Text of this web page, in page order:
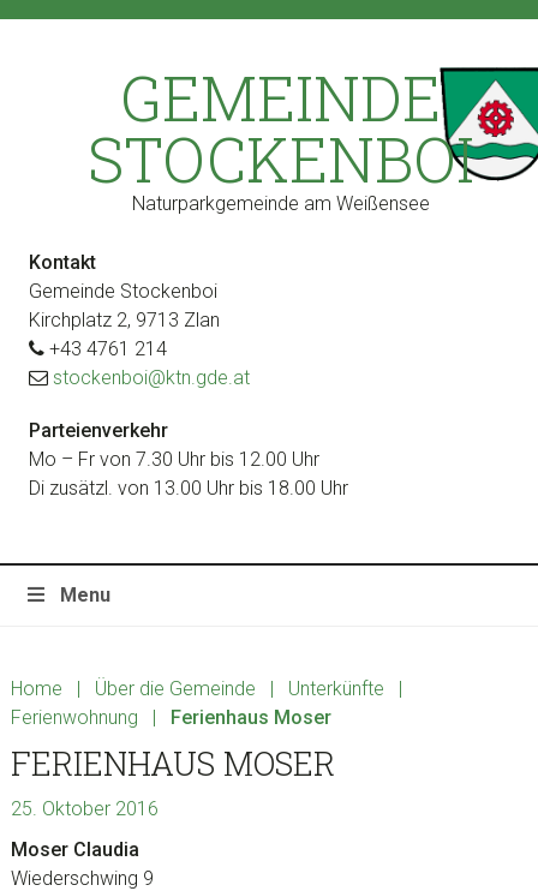
Zur
Zum
Zur
Zur
GEMEINDE
STOCKENBOI
Naturparkgemeinde am Weißensee
Kontakt
Gemeinde Stockenboi
Kirchplatz 2, 9713 Zlan
+43 4761 214
stockenboi@ktn.gde.at
Parteienverkehr
Mo – Fr von 7.30 Uhr bis 12.00 Uhr
Di zusätzl. von 13.00 Uhr bis 18.00 Uhr
Menu
Home | Über die Gemeinde | Unterkünfte
|
Ferienwohnung
| Ferienhaus Moser
FERIENHAUS MOSER
25. Oktober 2016
Moser Claudia
Wiederschwing 9